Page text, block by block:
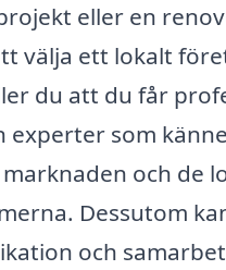
eller en
välja ett lokalt
du att du får
experter som
och de
Dessutom
och